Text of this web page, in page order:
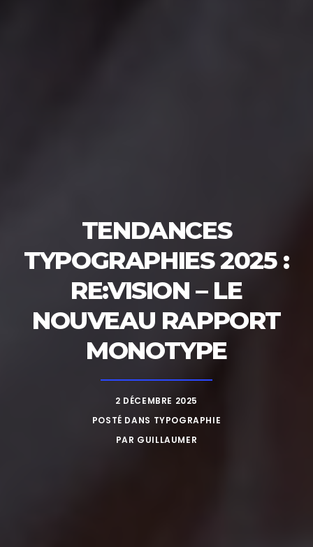
TENDANCES
TYPOGRAPHIES 2025 :
RE:VISION – LE
NOUVEAU RAPPORT
MONOTYPE
2 DÉCEMBRE 2025
POSTÉ DANS TYPOGRAPHIE
PAR GUILLAUMER